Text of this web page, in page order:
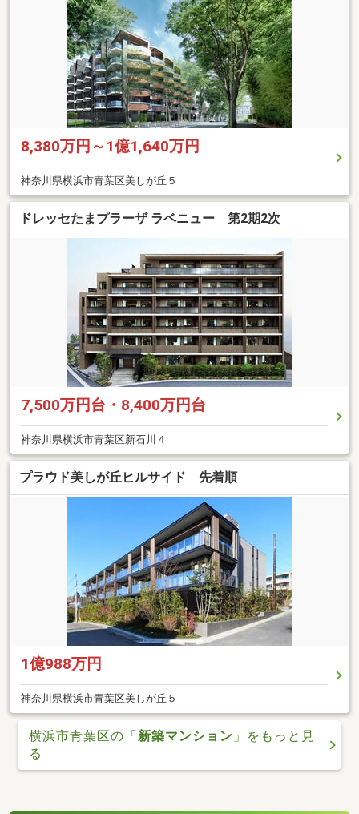
8,380万円～1億1,640万円
神奈川県横浜市青葉区美しが丘５
ドレッセたまプラーザ ラベニュー 第2期2次
7,500万円台・8,400万円台
神奈川県横浜市青葉区新石川４
プラウド美しが丘ヒルサイド 先着順
1億988万円
神奈川県横浜市青葉区美しが丘５
横浜市青葉区の「新築マンション 」をもっと見
る